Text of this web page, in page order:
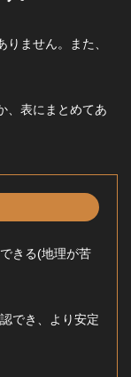
りません。また、
、表にまとめてあ
きる(地理が苦
でき、より安定